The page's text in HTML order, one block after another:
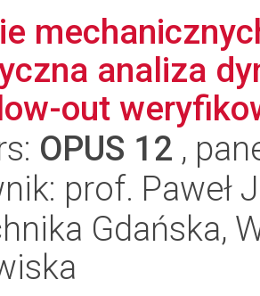
analiza
out
OPUS 12 ,
prof. Paweł
Gdańska,